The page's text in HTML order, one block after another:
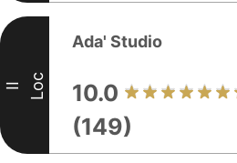
II Loc
Ada' Studio
10.0
(149)